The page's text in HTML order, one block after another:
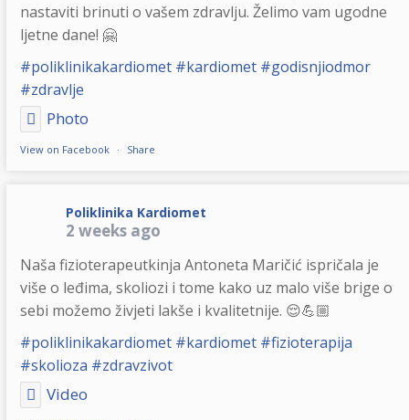
nastaviti brinuti o vašem zdravlju. Želimo vam ugodne
ljetne dane! 🤗
#poliklinikakardiomet #kardiomet #godisnjiodmor
#zdravlje
Photo
View on Facebook · Share
Poliklinika Kardiomet
2 weeks ago
Naša fizioterapeutkinja Antoneta Maričić ispričala je
više o leđima, skoliozi i tome kako uz malo više brige o
sebi možemo živjeti lakše i kvalitetnije. 😌💪🏼
#poliklinikakardiomet #kardiomet #fizioterapija
#skolioza #zdravzivot
Video